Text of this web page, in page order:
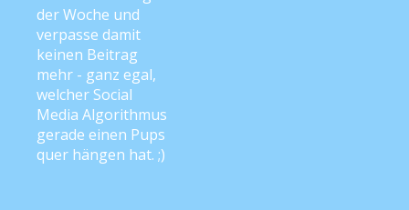
Entscheidung zum endgültigen Abstillen
zu treffen und konsequent
durchzuziehen. Aber bald. Bestimmt. ;)
Natürlich gab es noch viel mehr
Feedback, Tipps und persönliche Abstill-
Geschichten. Ihr findet ALLE
der Woche und
verpasse damit
keinen Beitrag
mehr - ganz egal,
welcher Social
Media Algorithmus
gerade einen Pups
quer hängen hat. ;)